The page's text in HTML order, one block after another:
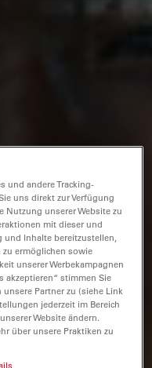
und andere Tracking-
uns direkt zur Verfügung
Nutzung unserer Website zu
mit dieser und
und Inhalte bereitzustellen,
zu ermöglichen sowie
unserer Werbekampagnen
akzeptieren“ stimmen Sie
Partner zu (siehe Link
jederzeit im Bereich
Website ändern.
über unsere Praktiken zu